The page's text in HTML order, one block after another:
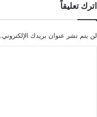
اترك تعليقاً
لن يتم نشر عنوان بريدك الإلكتروني.